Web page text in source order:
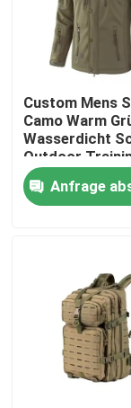
Über uns
Bitte um ein
Militärische
Custom Mens
Camo Warm
Wasserdicht
Outdoor
Softshell Polar
Marine Winter
Taktische
Anfrage